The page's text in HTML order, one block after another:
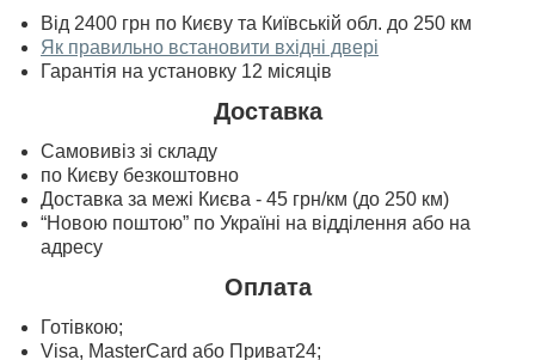
Від 2400 грн по Києву та Київській обл. до 250 км
Як правильно встановити вхідні двері
Гарантія на установку 12 місяців
Доставка
Самовивіз зі складу
по Києву безкоштовно
Доставка за межі Києва - 45 грн/км (до 250 км)
“Новою поштою” по Україні на відділення або на
адресу
Оплата
Готівкою;
Visa, MasterСard або Приват24;